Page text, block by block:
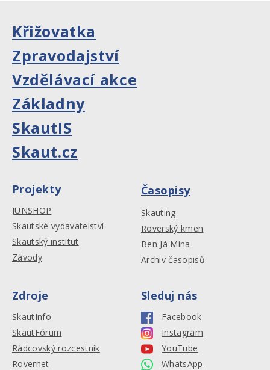
Křižovatka
Zpravodajství
Vzdělávací akce
Základny
SkautIS
Skaut.cz
Projekty
JUNSHOP
Skautské vydavatelství
Skautský institut
Závody
Časopisy
Skauting
Roverský kmen
Ben Já Mína
Archiv časopisů
Zdroje
SkautInfo
SkautFórum
Rádcovský rozcestník
Rovernet
Sleduj nás
Facebook
Instagram
YouTube
WhatsApp